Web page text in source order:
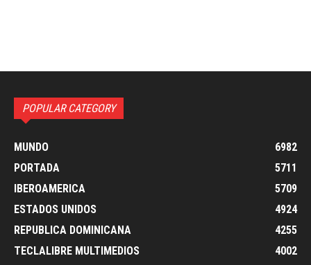
POPULAR CATEGORY
MUNDO
6982
PORTADA
5711
IBEROAMERICA
5709
ESTADOS UNIDOS
4924
REPUBLICA DOMINICANA
4255
TECLALIBRE MULTIMEDIOS
4002